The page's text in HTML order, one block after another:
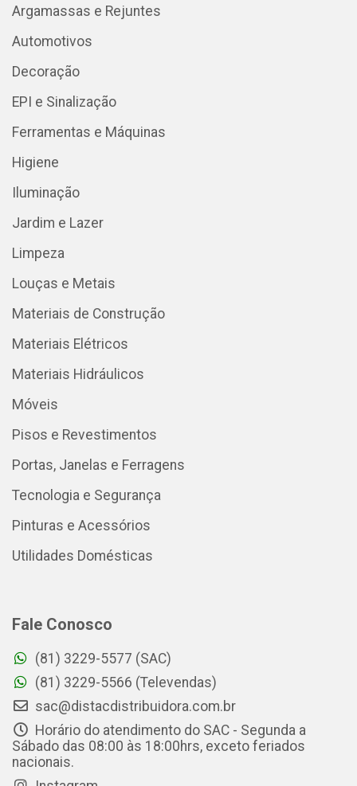
Argamassas e Rejuntes
Automotivos
Decoração
EPI e Sinalização
Ferramentas e Máquinas
Higiene
Iluminação
Jardim e Lazer
Limpeza
Louças e Metais
Materiais de Construção
Materiais Elétricos
Materiais Hidráulicos
Móveis
Pisos e Revestimentos
Portas, Janelas e Ferragens
Tecnologia e Segurança
Pinturas e Acessórios
Utilidades Domésticas
Fale Conosco
(81) 3229-5577 (SAC)
(81) 3229-5566 (Televendas)
sac@distacdistribuidora.com.br
Horário do atendimento do SAC - Segunda a
Sábado das 08:00 às 18:00hrs, exceto feriados
nacionais.